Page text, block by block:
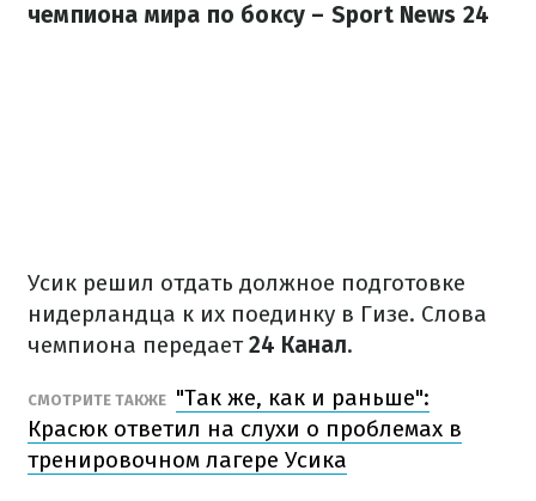
чемпиона мира по боксу – Sport News 24
Усик решил отдать должное подготовке
нидерландца к их поединку в Гизе. Слова
чемпиона передает24 Канал.
СМОТРИТЕ ТАКЖЕ "Так же, как и раньше":
Красюк ответил на слухи о проблемах в
тренировочном лагере Усика